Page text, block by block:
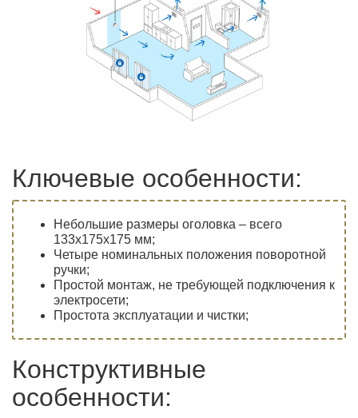
Ключевые особенности:
Небольшие размеры оголовка – всего
133х175х175 мм;
Четыре номинальных положения поворотной
ручки;
Простой монтаж, не требующей подключения к
электросети;
Простота эксплуатации и чистки;
Конструктивные
особенности: